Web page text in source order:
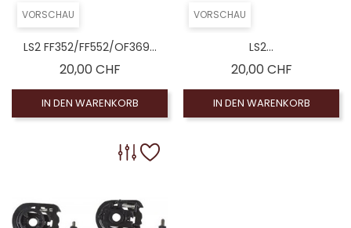
VORSCHAU
LS2 FF352/FF552/OF369...
20,00 CHFPreis
IN DEN WARENKORB
VORSCHAU
LS2...
20,00 CHFPreis
IN DEN WARENKORB